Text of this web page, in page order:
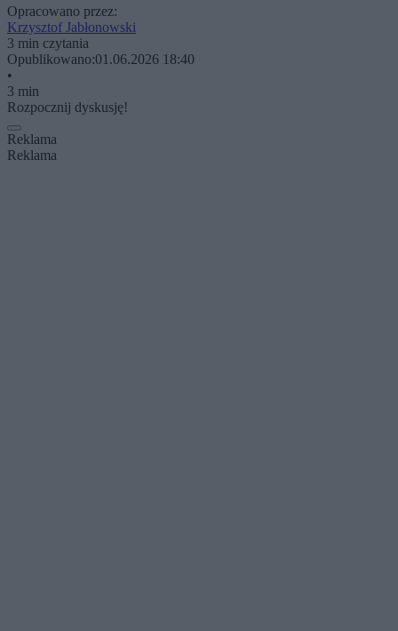
Opracowano przez:
Krzysztof Jabłonowski
3 min czytania
Opublikowano:01.06.2026 18:40
•
3 min
Rozpocznij dyskusję!
Reklama
Reklama